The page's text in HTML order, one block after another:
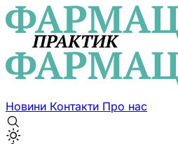
Новини Контакти Про нас